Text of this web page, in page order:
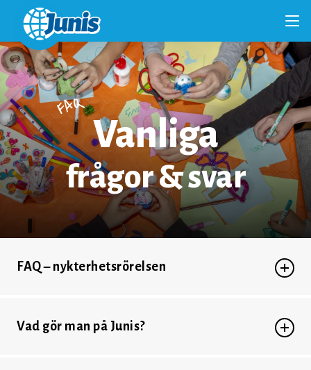
FAQ
Vanliga
frågor & svar
FAQ – nykterhetsrörelsen
Vad gör man på Junis?